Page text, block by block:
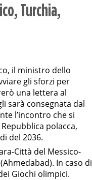
Turchia,
il ministro dello
gli sforzi per
una lettera al
sarà consegnata dal
l’incontro che si
polacca,
del 2036.
Città del Messico-
In caso di
Giochi olimpici.